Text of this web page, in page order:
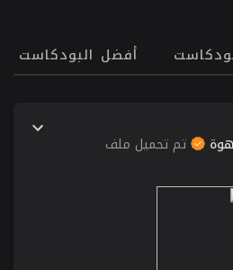
أفضل البودكاست
تم تحميل ملف